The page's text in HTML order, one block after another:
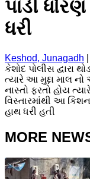
પાડી
ધરી
Keshod, Junagadh
કેશોદ પોલીસ દ્વારા
ત્યારે આ મુદ્દા માલ
નાસ્તો ફરતો હોય
વિસ્તારમાંથી આ
હાથ ધરી હતી
MORE